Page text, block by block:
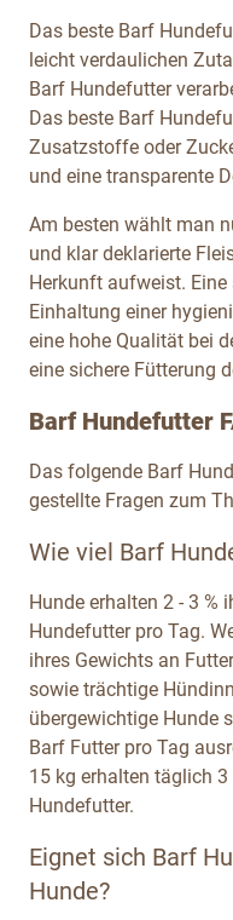
Das beste Barf
leicht verdaulichen
Barf Hundefutter
Das beste Barf
Zusatzstoffe oder
und eine transparente
Am besten wählt man
und klar deklarierte
Herkunft aufweist.
Einhaltung einer
eine hohe Qualität bei
eine sichere Fütterung
Barf Hundefutter
Das folgende Barf
gestellte Fragen zum
Wie viel Barf
Hunde erhalten 2 - 3 %
Hundefutter pro Tag.
ihres Gewichts an
sowie trächtige
übergewichtige Hunde
Barf Futter pro Tag
15 kg erhalten täglich
Hundefutter.
Eignet sich Barf
Hunde?